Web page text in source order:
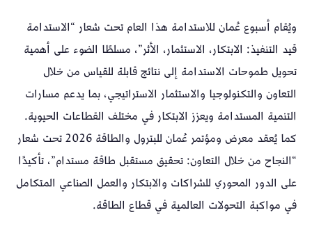
ويُقام أسبوع عُمان للاستدامة هذا العام تحت شعار “الاستدامة
قيد التنفيذ: الابتكار، الاستثمار، الأثر”، مسلطًا الضوء على أهمية
تحويل طموحات الاستدامة إلى نتائج قابلة للقياس من خلال
التعاون والتكنولوجيا والاستثمار الاستراتيجي، بما يدعم مسارات
التنمية المستدامة ويعزز الابتكار في مختلف القطاعات الحيوية.
كما يُعقد معرض ومؤتمر عُمان للبترول والطاقة 2026 تحت شعار
“النجاح من خلال التعاون: تحقيق مستقبل طاقة مستدام”، تأكيدًا
على الدور المحوري للشراكات والابتكار والعمل الصناعي المتكامل
في مواكبة التحولات العالمية في قطاع الطاقة.